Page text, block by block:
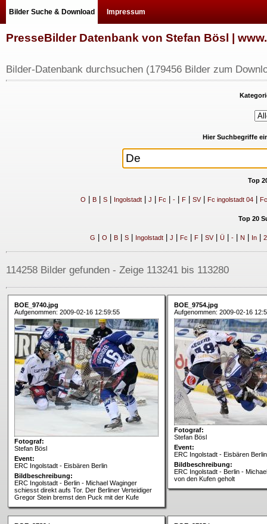
Bilder Suche & Download Impressum
PresseBilder Datenbank von Stefan Bösl |
Bilder-Datenbank durchsuchen (179456 Bilder zum
Hier Suchbegriffe
Top
O B| S| Ingolstadt| J Fc -| F| SV| Fc ingolstadt 04|
Top 20
G O B| S| Ingolstadt| J Fc F| SV| Ü| -| N In| 2
114258 Bilder gefunden - Zeige 113241 bis 113280
BOE_9740.jpg
Aufgenommen: 2009-02-16 12:59:55
Fotograf:
Stefan Bösl
Event:
ERC Ingolstadt - Eisbären Berlin
Bildbeschreibung:
ERC Ingolstadt - Berlin - Michael Waginger
schiesst direkt aufs Tor. Der Berliner Verteidiger
Gregor Stein bremst den Puck mit der Kufe
BOE_9754.jpg
Aufgenommen: 2009-02-16
Fotograf:
Stefan Bösl
Event:
ERC Ingolstadt - Eisbären Berlin
Bildbeschreibung:
ERC Ingolstadt - Berlin -
von den Kufen geholt